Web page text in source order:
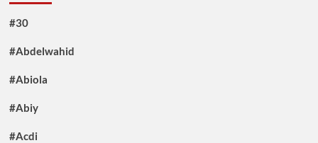
#30
#Abdelwahid
#Abiola
#Abiy
#Acdi